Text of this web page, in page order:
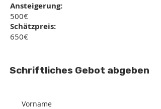
Ansteigerung:
500€
Schätzpreis:
650€
Schriftliches Gebot abgeben
Vorname